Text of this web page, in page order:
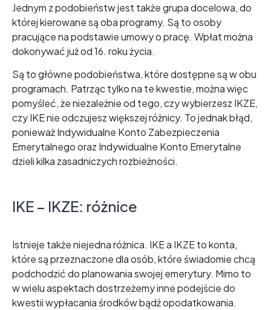
Jednym z podobieństw jest także grupa docelowa, do
której kierowane są oba programy. Są to osoby
pracujące na podstawie umowy o pracę. Wpłat można
dokonywać już od 16. roku życia.
Są to główne podobieństwa, które dostępne są w obu
programach. Patrząc tylko na te kwestie, można więc
pomyśleć, że niezależnie od tego, czy wybierzesz IKZE,
czy IKE nie odczujesz większej różnicy. To jednak błąd,
ponieważ Indywidualne Konto Zabezpieczenia
Emerytalnego oraz Indywidualne Konto Emerytalne
dzieli kilka zasadniczych rozbieżności.
IKE – IKZE: różnice
Istnieje także niejedna różnica. IKE a IKZE to konta,
które są przeznaczone dla osób, które świadomie chcą
podchodzić do planowania swojej emerytury. Mimo to
w wielu aspektach dostrzeżemy inne podejście do
kwestii wypłacania środków bądź opodatkowania.